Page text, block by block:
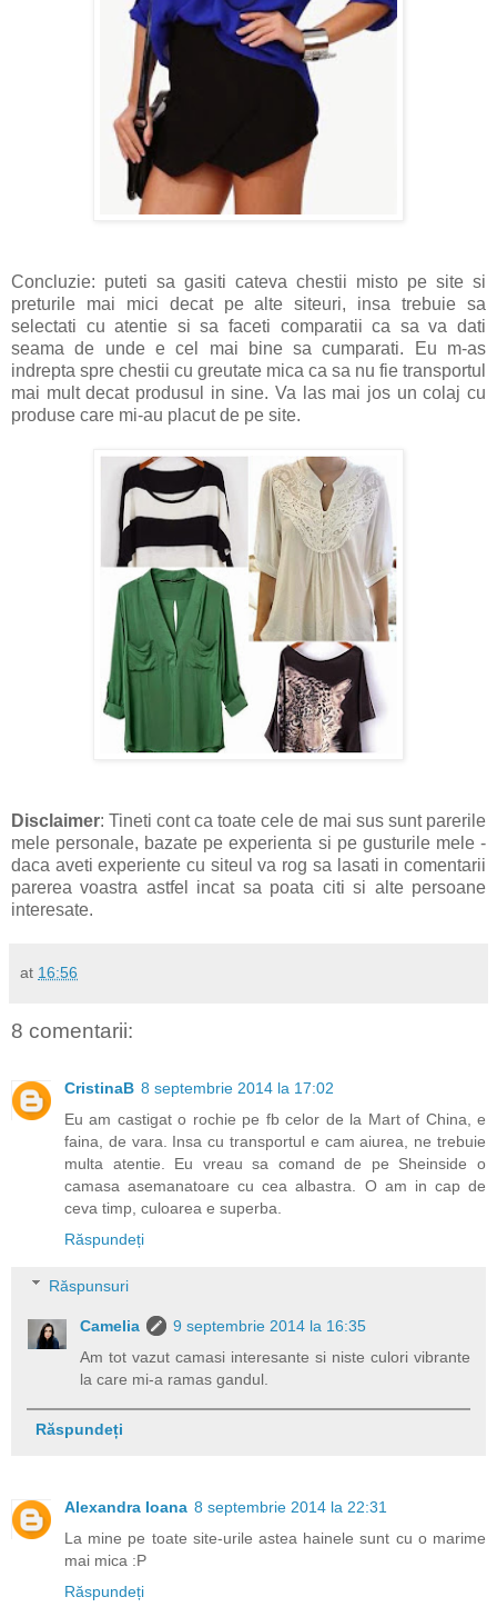
Concluzie: puteti sa gasiti cateva chestii misto pe site si
preturile mai mici decat pe alte siteuri, insa trebuie sa
selectati cu atentie si sa faceti comparatii ca sa va dati
seama de unde e cel mai bine sa cumparati. Eu m-as
indrepta spre chestii cu greutate mica ca sa nu fie transportul
mai mult decat produsul in sine. Va las mai jos un colaj cu
produse care mi-au placut de pe site.
Disclaimer: Tineti cont ca toate cele de mai sus sunt parerile
mele personale, bazate pe experienta si pe gusturile mele -
daca aveti experiente cu siteul va rog sa lasati in comentarii
parerea voastra astfel incat sa poata citi si alte persoane
interesate.
at 16:56
8 comentarii:
CristinaB 8 septembrie 2014 la 17:02
Eu am castigat o rochie pe fb celor de la Mart of China, e
faina, de vara. Insa cu transportul e cam aiurea, ne trebuie
multa atentie. Eu vreau sa comand de pe Sheinside o
camasa asemanatoare cu cea albastra. O am in cap de
ceva timp, culoarea e superba.
Răspundeți
Răspunsuri
Camelia
9 septembrie 2014 la 16:35
Am tot vazut camasi interesante si niste culori vibrante
la care mi-a ramas gandul.
Răspundeți
Alexandra Ioana 8 septembrie 2014 la 22:31
La mine pe toate site-urile astea hainele sunt cu o marime
mai mica :P
Răspundeți